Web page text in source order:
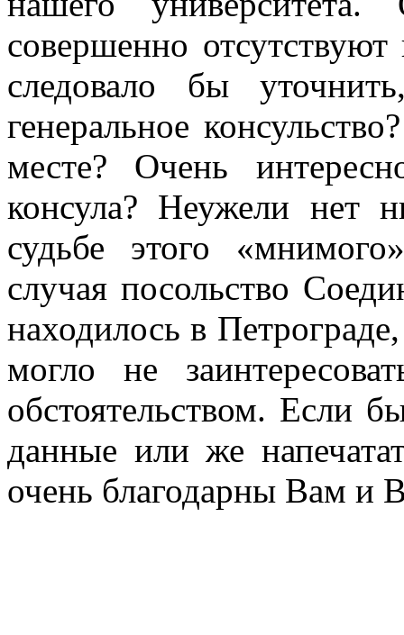
совершенно
следовало бы
генеральное
месте? Очень
консула? Неужели нет
судьбе этого
случая посольство
находилось в
могло не
обстоятельством. Если
данные или же
очень благодарны Вам и